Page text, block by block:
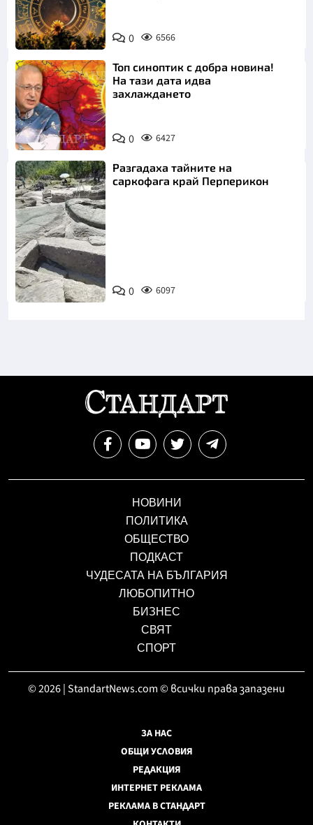
0 6566
Топ синоптик с добра новина!
На тази дата идва
захлаждането
0 6427
Снимка:
Bulgaria ON
AIR
Разгадаха тайните на
саркофага край Перперикон
0 6097
НОВИНИ
ПОЛИТИКА
ОБЩЕСТВО
ПОДКАСТ
ЧУДЕСАТА НА БЪЛГАРИЯ
ЛЮБОПИТНО
БИЗНЕС
СВЯТ
СПОРТ
© 2026 | StandartNews.com © всички права запазени
ЗА НАС
ОБЩИ УСЛОВИЯ
РЕДАКЦИЯ
ИНТЕРНЕТ РЕКЛАМА
РЕКЛАМА В СТАНДАРТ